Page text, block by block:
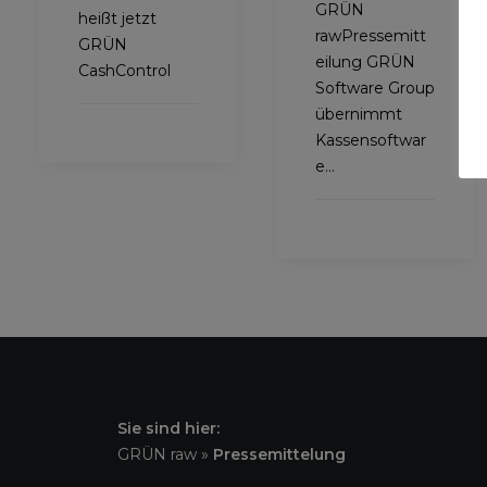
heißt jetzt
GRÜN
CashControl
GRÜN
rawPressemitt
eilung GRÜN
Software Group
übernimmt
Kassensoftwar
e…
Sie sind hier:
GRÜN raw » Pressemittelung